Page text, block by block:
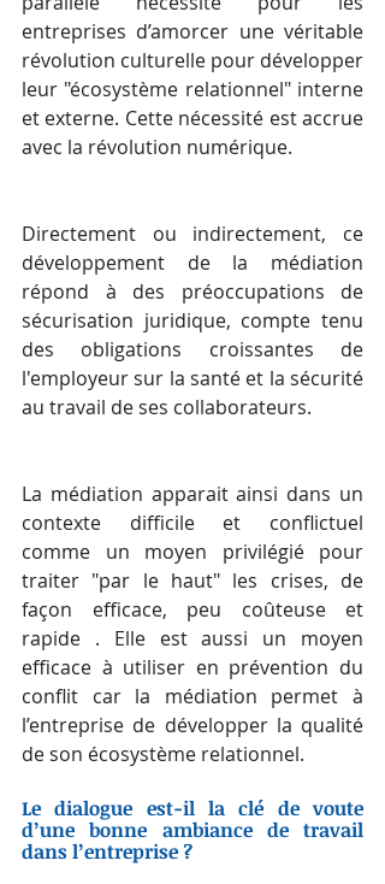
entreprises d’amorcer une véritable
révolution culturelle pour développer
leur "écosystème relationnel" interne
et externe. Cette nécessité est accrue
avec la révolution numérique.
Directement ou indirectement, ce
développement de la médiation
répond à des préoccupations de
sécurisation juridique, compte tenu
des obligations croissantes de
l'employeur sur la santé et la sécurité
au travail de ses collaborateurs.
La médiation apparait ainsi dans un
contexte difficile et conflictuel
comme un moyen privilégié pour
traiter "par le haut" les crises, de
façon efficace, peu coûteuse et
rapide . Elle est aussi un moyen
efficace à utiliser en prévention du
conflit car la médiation permet à
l’entreprise de développer la qualité
de son écosystème relationnel.
Le dialogue est-il la clé de voute
d’une bonne ambiance de travail
dans l’entreprise ?